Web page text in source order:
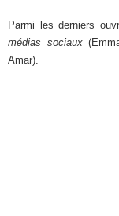
Parmi les derniers
médias sociaux
Amar).